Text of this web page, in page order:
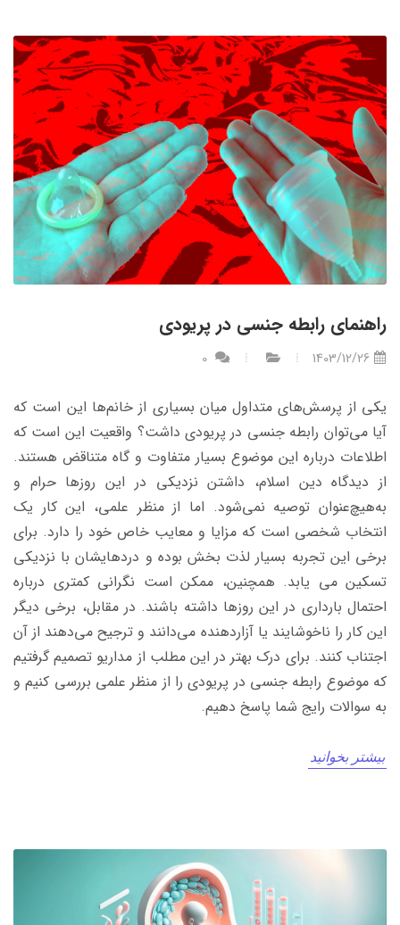
راهنمای رابطه جنسی در پریودی
1403/12/26
یکی از پرسش‌های متداول میان بسیاری از خانم‌ها این است که
آیا می‌توان رابطه جنسی در پریودی داشت؟ واقعیت این است که
اطلاعات درباره این موضوع بسیار متفاوت و گاه متناقض هستند.
از دیدگاه دین اسلام، داشتن نزدیکی در این روزها حرام و
به‌هیچ‌عنوان توصیه نمی‌شود. اما از منظر علمی، این کار یک
انتخاب شخصی است که مزایا و معایب خاص خود را دارد. برای
برخی این تجربه بسیار لذت بخش بوده و دردهایشان با نزدیکی
تسکین می یابد. همچنین، ممکن است نگرانی کمتری درباره
احتمال بارداری در این روزها داشته باشند. در مقابل، برخی دیگر
این کار را ناخوشایند یا آزاردهنده می‌دانند و ترجیح می‌دهند از آن
اجتناب کنند. برای درک بهتر در این مطلب از مداریو تصمیم گرفتیم
که موضوع رابطه جنسی در پریودی را از منظر علمی بررسی کنیم و
به سوالات رایج شما پاسخ دهیم.
بیشتر بخوانید